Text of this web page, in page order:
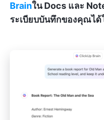
Brainใน Docs และ
ระเบียบบันทึกของคุณได้